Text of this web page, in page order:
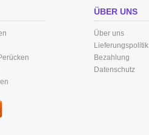
ÜBER UNS
Über uns
Lieferungspolitik
Bezahlung
Datenschutz